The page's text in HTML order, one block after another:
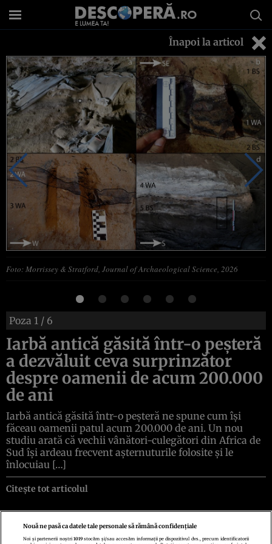
Înapoi la articol
Foto: Morrissey & Stratford, Journal of Archaeological Science, 2026
Poza 1 / 6
Iarbă antică găsită într-o peșteră
a dezvăluit ceva surprinzător
despre oamenii de acum 200.000
de ani
Iarbă antică găsită într-o peșteră ne spune cum își
făceau oamenii patul acum 200.000 de ani. Un nou
studiu arată că vechii vânători-culegători din Africa de
Sud își ardeau frecvent așternuturile folosite și le
înlocuiau […]
Citește tot articolul
Nouă ne pasă ca datele tale personale să rămână confidențiale
Noi și partenerii noștri1019 stocăm și/sau accesăm informații pe dispozitivul dvs., precum identificatorii